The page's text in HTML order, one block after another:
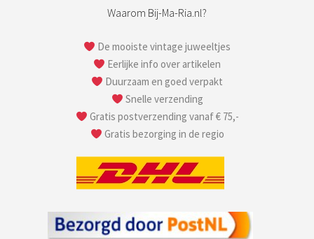
Waarom Bij-Ma-Ria.nl?
De mooiste vintage juweeltjes
Eerlijke info over artikelen
Duurzaam en goed verpakt
Snelle verzending
Gratis postverzending vanaf € 75,-
Gratis bezorging in de regio